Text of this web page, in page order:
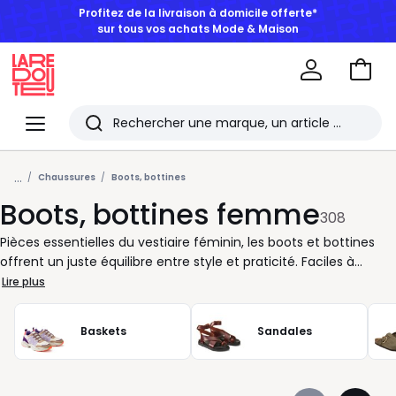
BONS PLANS | Jusqu'à -50% dès 2 articles*
Menu
Redoute
Rechercher
Les
derniers
articles
consultés
Aller
... Chaussures Boots, bottines
Boots, bottines femme308
Pièces essentielles du vestiaire féminin, les boots et bottines
offrent un juste équilibre entre style et praticité. Faciles à
enfiler, elles s’adaptent à tous les rythmes : de la course
matinale à l’école à la réunion de dernière minute, sans oublier
les promenades du week-end. Leur grand avantage ? Elles
structurent une silhouette sans effort, qu'on les porte avec un
jean brut ou une jupe fluide. Le choix est vaste : bottines à talon
Lire plus
Baskets Sandales